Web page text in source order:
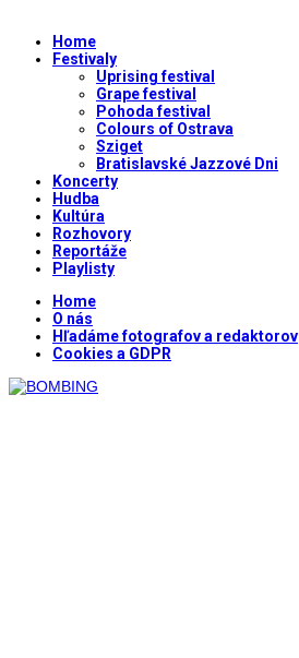
Home
Festivaly
Uprising festival
Grape festival
Pohoda festival
Colours of Ostrava
Sziget
Bratislavské Jazzové Dni
Koncerty
Hudba
Kultúra
Rozhovory
Reportáže
Playlisty
Home
O nás
Hľadáme fotografov a redaktorov
Cookies a GDPR